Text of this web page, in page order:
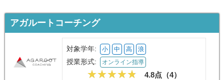
アガルートコーチング
対象学年: 小 中 高 浪
授業形式: オンライン指導
4.8点（4）